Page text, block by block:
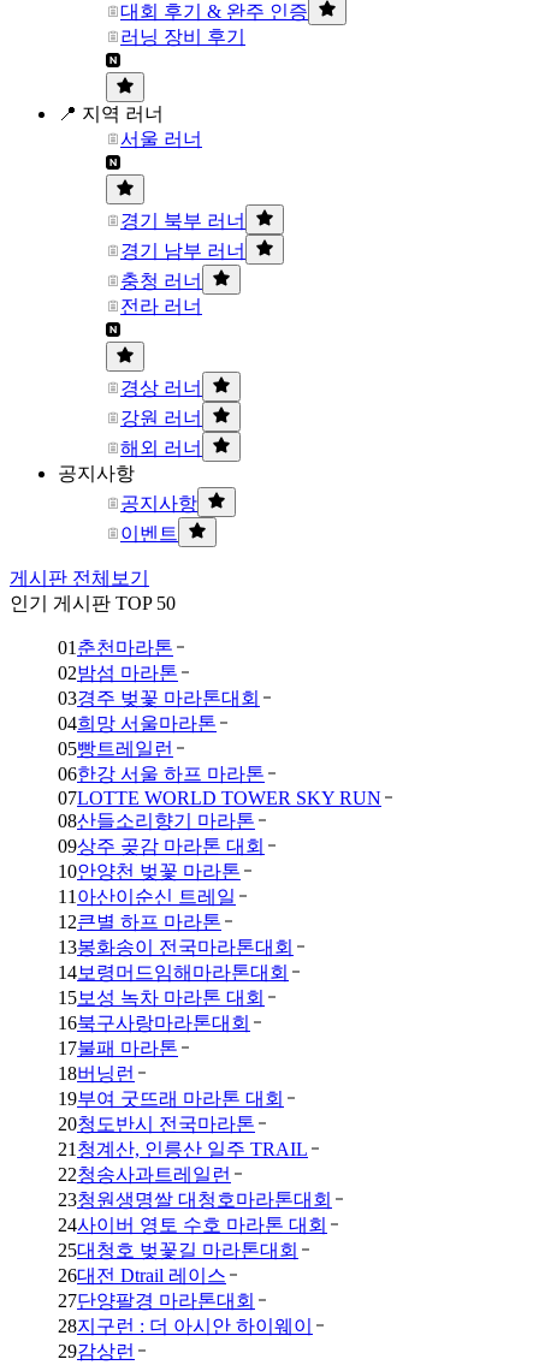
대회 후기 & 완주 인증
러닝 장비 후기
📍 지역 러너
서울 러너
경기 북부 러너
경기 남부 러너
충청 러너
전라 러너
경상 러너
강원 러너
해외 러너
공지사항
공지사항
이벤트
게시판 전체보기
인기 게시판 TOP 50
01 춘천마라톤
02밤섬 마라톤
03경주 벚꽃 마라톤대회
04희망 서울마라톤
05빵트레일런
06한강 서울 하프 마라톤
07LOTTE WORLD TOWER SKY RUN
08산들소리향기 마라톤
09상주 곶감 마라톤 대회
10안양천 벚꽃 마라톤
11 아산이순신 트레일
12큰별 하프 마라톤
13봉화송이 전국마라톤대회
14보령머드임해마라톤대회
15보성 녹차 마라톤 대회
16북구사랑마라톤대회
17불패 마라톤
18버닝런
19부여 굿뜨래 마라톤 대회
20청도반시 전국마라톤
21 청계산, 인릉산 일주 TRAIL
22청송사과트레일런
23청원생명쌀 대청호마라톤대회
24사이버 영토 수호 마라톤 대회
25대청호 벚꽃길 마라톤대회
26대전 Dtrail 레이스
27단양팔경 마라톤대회
28지구런 : 더 아시안 하이웨이
29감상런